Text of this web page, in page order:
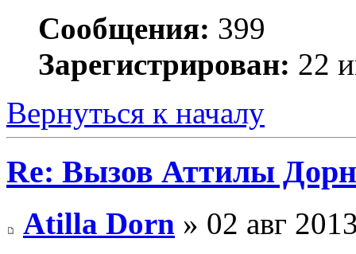
Сообщения: 399
Зарегистрирован: 22
Вернуться к началу
Re: Вызов Аттилы
Atilla Dorn » 02 авг